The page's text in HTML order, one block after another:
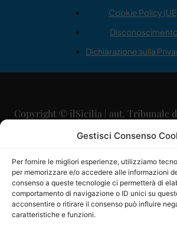
Gestisci Consenso
Per fornire le migliori esperienze, utilizziamo
per memorizzare e/o accedere alle informazioni
consenso a queste tecnologie ci permetterà di
comportamento di navigazione o ID unici su
acconsentire o ritirare il consenso può influire
caratteristiche e funzioni.
Cookie Policy
Dichiarazione sulla
Copyright © ilSicilia | aut. Tribunale
29/09/2015
Direttore Editoriale: Maurizio
Direttore Responsabile: Maria